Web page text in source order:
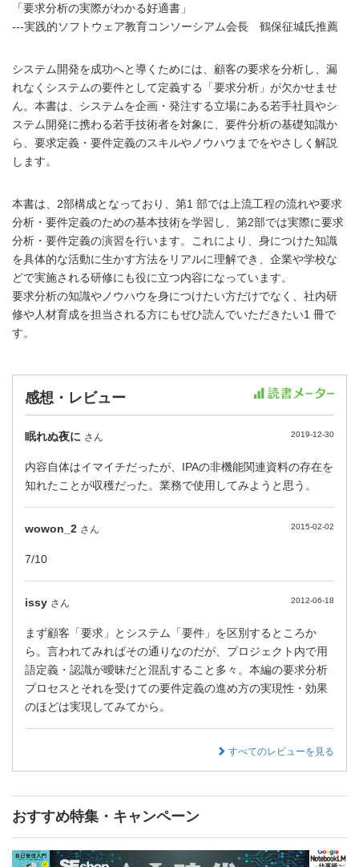
「要求分析の実際がわかる好適書」
---実践的ソフトウェア教育コンソーシアム会長 鶴保征城氏推薦
システム開発を成功へと導くためには、顧客の要求を分析し、漏
れなくシステムの要件として定義する「要求分析」が欠かせませ
ん。本書は、システムを企画・発注する立場にある若手社員やシ
ステム開発に携わる若手技術者を対象に、要件分析の基礎知識か
ら、要求定義・要件定義のスキルやノウハウまでをやさしく解説
します。
本書は、2部構成となっており、第1 部では上流工程の流れや要求
分析・要件定義のための基本技術を学習し、第2部では実際に要求
分析・要件定義の演習を行います。これにより、身につけた知識
を具体的な活動に生かす方法をリアルに理解でき、企業や学校な
どで実施される研修にも役に立つ内容になっています。
要求分析の知識やノウハウを身につけたい方だけでなく、社内研
修や人材育成を担当される方にもぜひ読んでいただきたい1 冊で
す。
感想・レビュー
眠れぬ夜に さん 2019-12-30
内容自体はイマイチだったが、IPAの非機能関連資料の存在を
知れたことが収穫だった。業務で使用してみようと思う。
wowon_2 さん 2015-02-02
7/10
issy さん 2012-06-18
まず顧客「要求」とシステム「要件」を区別するところか
ら。言われてみればその通りなのだが、プロジェクト内で用
語定義・認識が曖昧だと混乱すること多々。本編の要求分析
プロセスとそれを受けての要件定義の進め方の実現性・効果
のほどは実現してみてから。
すべてのレビューを見る
おすすめ特集・キャンペーン